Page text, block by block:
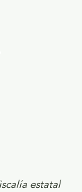
estatal